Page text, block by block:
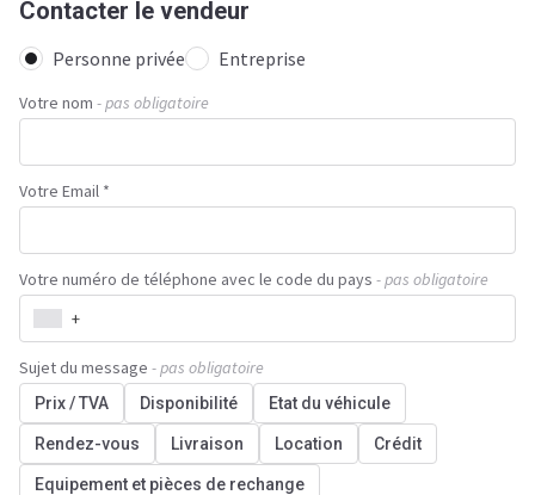
Contacter le vendeur
Personne privée Entreprise
Votre nom - pas obligatoire
Votre Email *
Votre numéro de téléphone avec le code du pays - pas obligatoire
+
Sujet du message - pas obligatoire
Prix / TVA Disponibilité Etat du véhicule
Rendez-vous Livraison Location Crédit
Equipement et pièces de rechange